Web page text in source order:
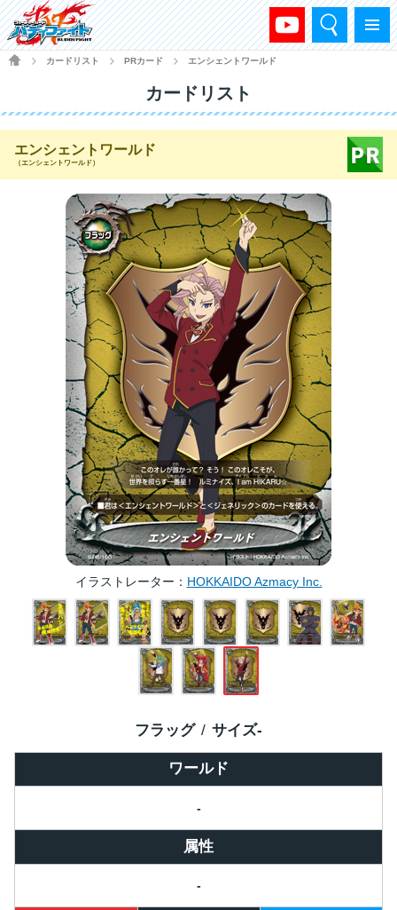
メニュー
検索
HOME
カードリスト PRカード エンシェントワールド
カードリスト
エンシェントワールド
（エンシェントワールド）
イラストレーター HOKKAIDO Azmacy Inc.
ワールド
-
フラッグ サイズ-
属性
-